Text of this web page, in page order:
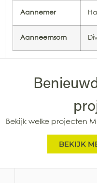
Aannemer
Aanneemsom
Bekijk welke projecten
BEKIJK